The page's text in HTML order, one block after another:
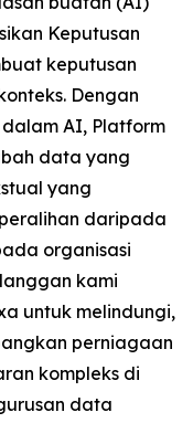
Keputusan
keputusan
Dengan
AI, Platform
data yang
yang
daripada
organisasi
kami
untuk melindungi,
perniagaan
kompleks di
data